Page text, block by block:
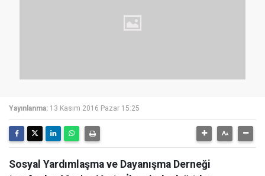
Yayınlanma: 13 Kasım 2016 Pazar 15:25
Sosyal Yardımlaşma ve Dayanışma Derneği